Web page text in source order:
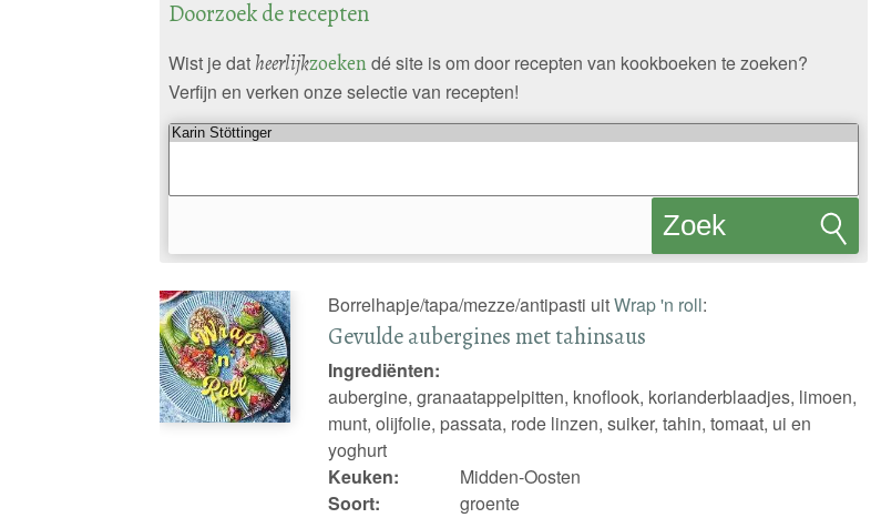
Doorzoek de recepten
Wist je dat heerlijkzoekendé site is om door recepten van kookboeken te zoeken?
Verfijn en verken onze selectie van recepten!
Zoek
Borrelhapje/tapa/mezze/antipasti uitWrap 'n roll:
Gevulde aubergines met tahinsaus
Ingrediënten:
aubergine, granaatappelpitten, knoflook, korianderblaadjes, limoen,
munt, olijfolie, passata, rode linzen, suiker, tahin, tomaat, ui en
yoghurt
Keuken:
Midden-Oosten
Soort:
groente